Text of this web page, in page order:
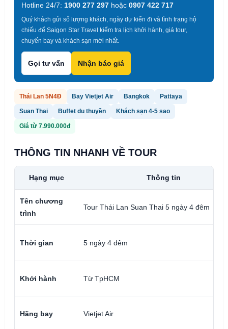
Hotline 24/7: 1900 277 297 hoặc 0907 422 717
Quý khách gửi số lượng khách, ngày dự kiến đi và tình trạng hộ
chiếu để Saigon Star Travel kiểm tra lịch khởi hành, giá tour,
chuyến bay và khách sạn mới nhất.
Gọi tư vấn Nhận báo giá
Thái Lan 5N4Đ Bay Vietjet Air Bangkok Pattaya
Suan Thai Buffet du thuyền Khách sạn 4-5 sao
Giá từ 7.990.000đ
THÔNG TIN NHANH VỀ TOUR
Hạng mục Thông tin
Tên chương
trình
Tour Thái Lan Suan Thai 5 ngày 4 đêm
Thời gian 5 ngày 4 đêm
Khởi hành Từ TpHCM
Hãng bay Vietjet Air